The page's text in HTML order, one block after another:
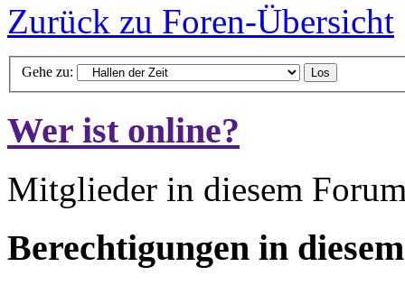
Zurück zu Foren-Übersicht
Gehe zu:
Wer ist online?
Mitglieder in diesem
Berechtigungen in